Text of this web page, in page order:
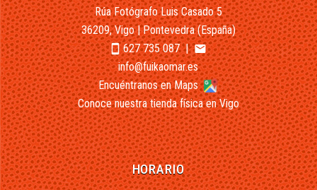
Rúa Fotógrafo Luis Casado 5
36209, Vigo | Pontevedra (España)
smartphone627 735 087|email
info@fuikaomar.es
Encuéntranos en Maps
Conoce nuestra tienda física en Vigo
HORARIO